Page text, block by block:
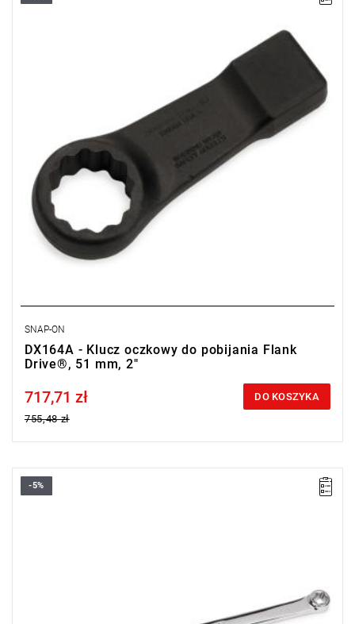
SNAP-ON
DX164A - Klucz oczkowy do pobijania Flank
Drive®, 51 mm, 2"
Price tax included
717,71 zł
755,48 zł
DO KOSZYKA
-5%